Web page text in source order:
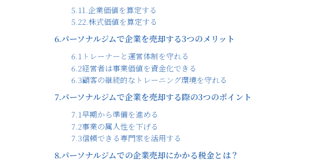
5.11.企業価値を算定する
5.22.株式価値を算定する
6.パーソナルジムで企業を売却する3つのメリット
6.1 トレーナーと運営体制を守れる
6.2経営者は事業価値を資金化できる
6.3顧客の継続的なトレーニング環境を守れる
7.パーソナルジムで企業を売却する際の3つのポイント
7.1早期から準備を進める
7.2事業の属人性を下げる
7.3信頼できる専門家を活用する
8.パーソナルジムでの企業売却にかかる税金とは？